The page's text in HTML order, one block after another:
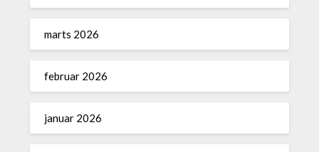
marts 2026
februar 2026
januar 2026